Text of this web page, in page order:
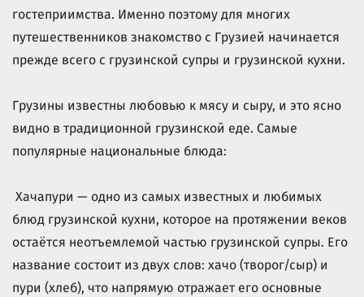
гостеприимства. Именно поэтому для многих
путешественников знакомство с Грузией начинается
прежде всего с грузинской супры и грузинской кухни.
Грузины известны любовью к мясу и сыру, и это ясно
видно в традиционной грузинской еде. Самые
популярные национальные блюда:
Хачапури — одно из самых известных и любимых
блюд грузинской кухни, которое на протяжении веков
остаётся неотъемлемой частью грузинской супры. Его
название состоит из двух слов: хачо (творог/сыр) и
пури (хлеб), что напрямую отражает его основные